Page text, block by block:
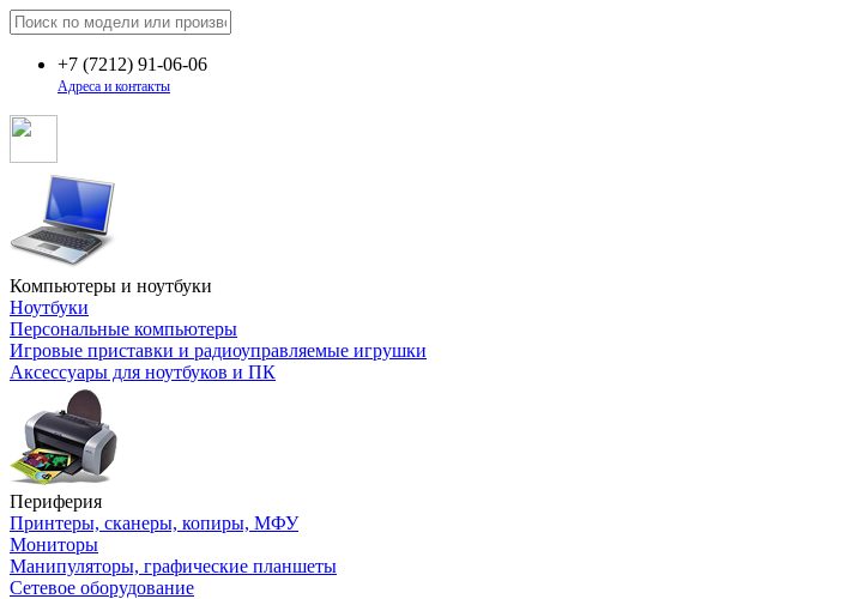
+7 (7212) 91-06-06
Адреса и контакты
Компьютеры и ноутбуки
Ноутбуки
Персональные компьютеры
Игровые приставки и радиоуправляемые игрушки
Аксессуары для ноутбуков и ПК
Периферия
Принтеры, сканеры, копиры, МФУ
Мониторы
Манипуляторы, графические планшеты
Сетевое оборудование